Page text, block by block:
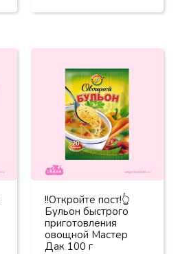
!!Откройте пост!👆
Бульон быстрого
приготовления
овощной Мастер
Дак 100 г